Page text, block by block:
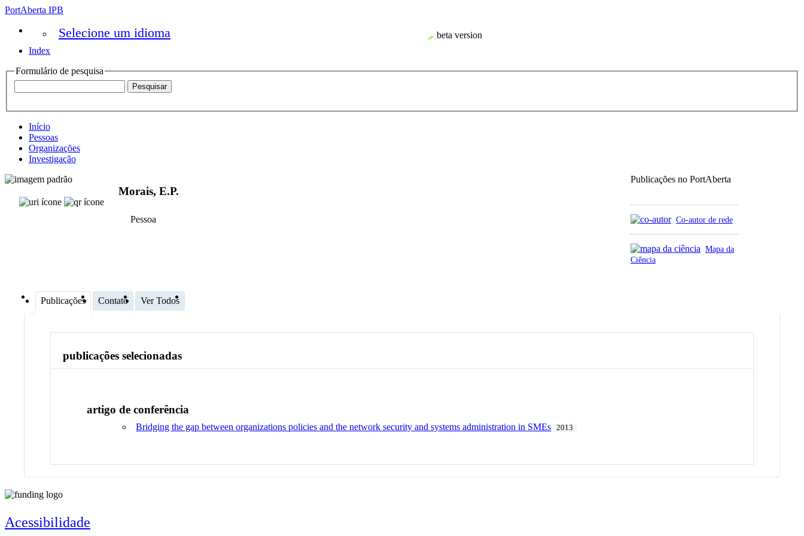
PortAberta IPB
Selecione um idioma
Index
Formulário de pesquisa
Início
Pessoas
Organizações
Investigação
Publicações no PortAberta
Co-autor de rede
Mapa da
Ciência
Morais, E.P.
Pessoa
Publicações Contato Ver Todos
publicações selecionadas
artigo de conferência
Bridging the gap between organizations policies and the network security and systems administration in SMEs 2013
Acessibilidade